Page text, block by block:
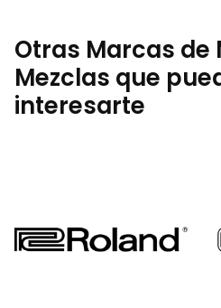
Otras Marcas de
Mezclas que
interesarte